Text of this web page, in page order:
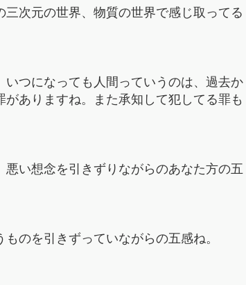
次元の世界、物質の世界で感じ取ってる
つになっても人間っていうのは、過去か
ありますね。また承知して犯してる罪も
い想念を引きずりながらのあなた方の五
のを引きずっていながらの五感ね。